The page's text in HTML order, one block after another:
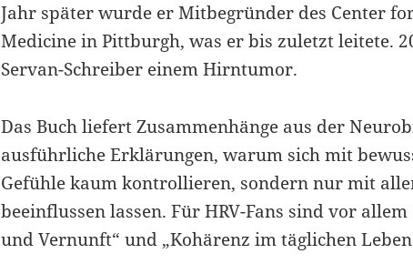
Jahr später wurde er Mitbegründer des Center
Medicine in Pittburgh, was er bis zuletzt leitete.
Servan-Schreiber einem Hirntumor.
Das Buch liefert Zusammenhänge aus der
ausführliche Erklärungen, warum sich mit
Gefühle kaum kontrollieren, sondern nur mit
beeinflussen lassen. Für HRV-Fans sind vor
und Vernunft“ und „Kohärenz im täglichen